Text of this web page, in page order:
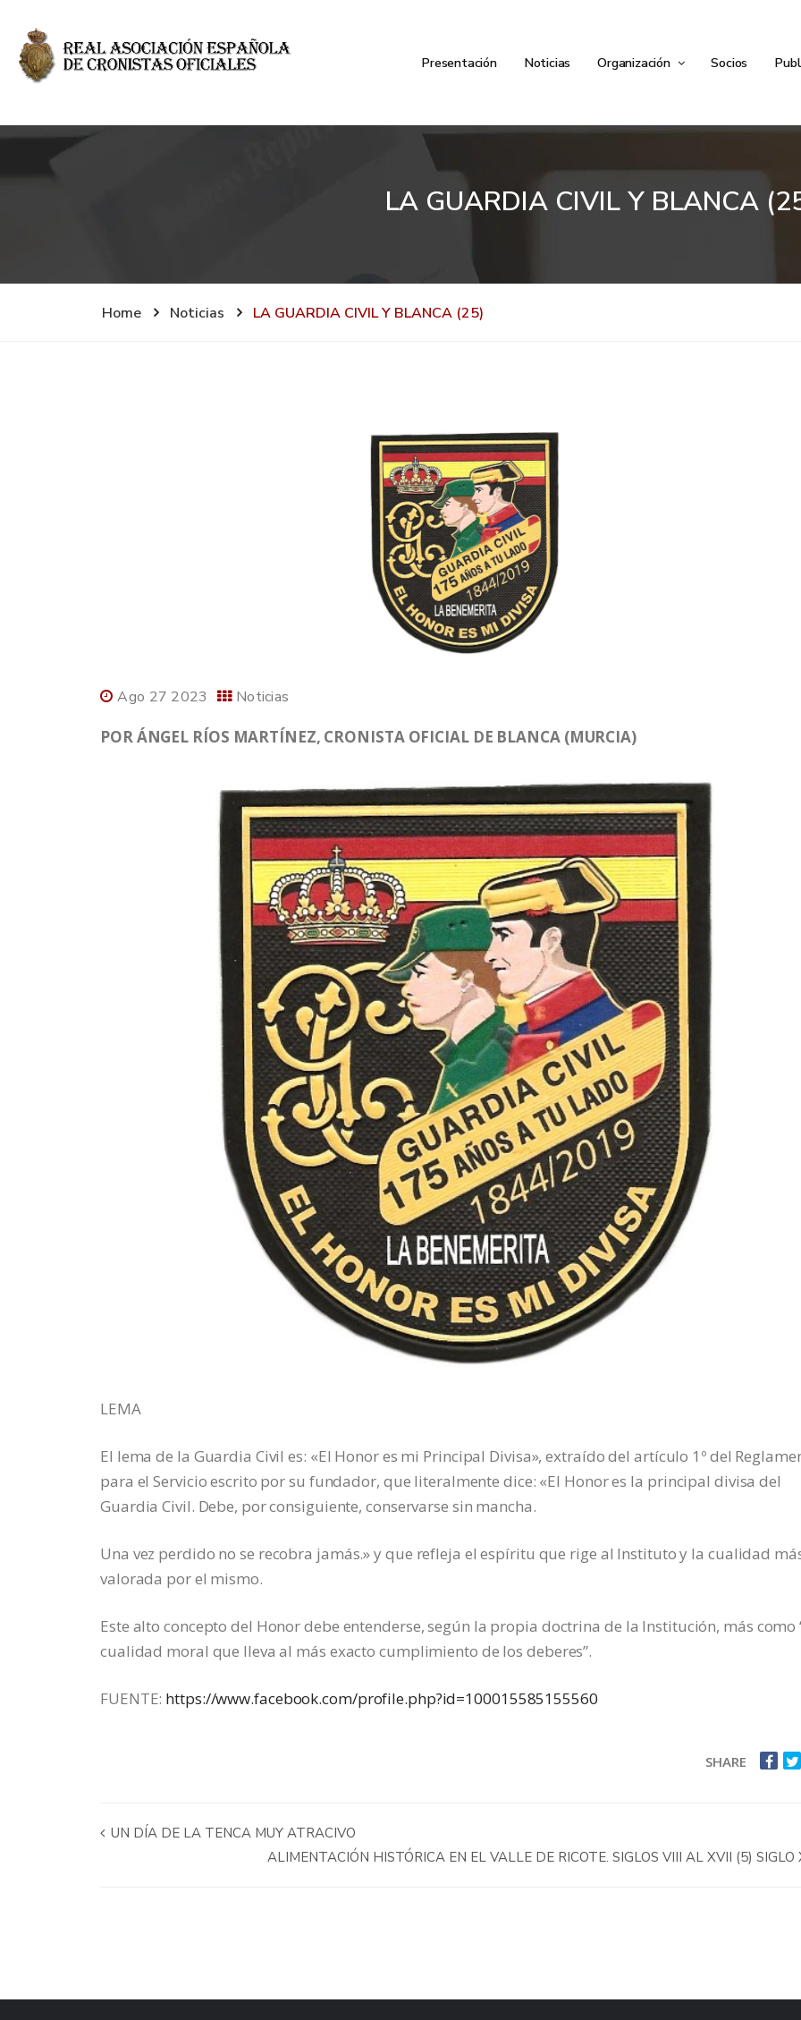
Presentación Noticias Organización Socios
LA GUARDIA CIVIL Y BLANCA
Home Noticias LA GUARDIA CIVIL Y BLANCA (25)
Ago 27 2023 Noticias
POR ÁNGEL RÍOS MARTÍNEZ, CRONISTA OFICIAL DE BLANCA (MURCIA)
LEMA
El lema de la Guardia Civil es: «El Honor es mi Principal Divisa», extraído del artículo 1º del
para el Servicio escrito por su fundador, que literalmente dice: «El Honor es la principal divisa del
Guardia Civil. Debe, por consiguiente, conservarse sin mancha.
Una vez perdido no se recobra jamás.» y que refleja el espíritu que rige al Instituto y la cualidad
valorada por el mismo.
Este alto concepto del Honor debe entenderse, según la propia doctrina de la Institución, más como
cualidad moral que lleva al más exacto cumplimiento de los deberes”.
FUENTE: https://www.facebook.com/profile.php?id=100015585155560
SHARE
UN DÍA DE LA TENCA MUY ATRACIVO
ALIMENTACIÓN HISTÓRICA EN EL VALLE DE RICOTE. SIGLOS VIII AL XVII (5) SIGLO